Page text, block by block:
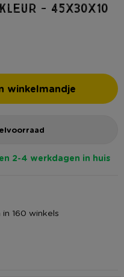
- 45x30x10
winkelmandje
2-4 werkdagen in huis
160 winkels